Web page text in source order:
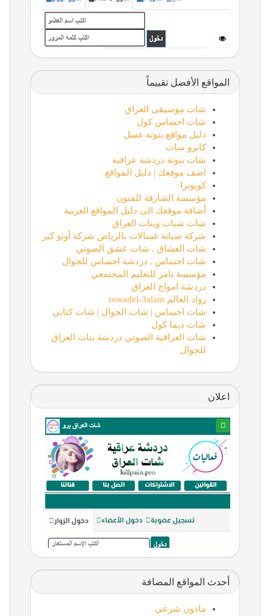
المواقع الأفضل تقييماً
شات موسيقى العراق
شات احساس كول
دليل مواقع بنوتة عسل
كايرو سات
شات بنوتة دردشة عراقية
اضف موقعك | دليل المواقع
كوبونزا
مؤسسة الشارقة للفنون
أضافة موقعك الى دليل المواقع العربية
شات شباب وبنات العراق
شركة صيانة غسالات بالرياض شركة أوتو كير
شات العشاق , شات عشق الصوتي
شات احساس , دردشة احساس للجوال
مؤسسة تامر للتعليم المجتمعي
دردشة امواج العراق
رواد العالم rowadel-3alam
شات احساس | شات الجوال | شات كتابي
شات ديما كول
شات العراقية الصوتي دردشة بنات العراق
للجوال
اعلان
أحدث المواقع المضافة
ماذون شرعي